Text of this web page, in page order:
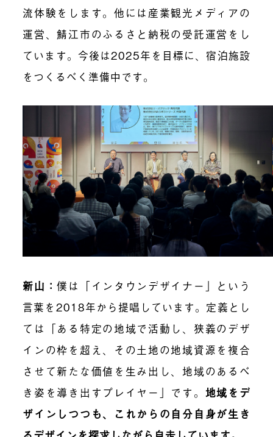
流体験をします。他には産業観光メディアの
運営、鯖江市のふるさと納税の受託運営をし
ています。今後は2025年を目標に、宿泊施設
をつくるべく準備中です。
新山：僕は「インタウンデザイナー」という
言葉を2018年から提唱しています。定義とし
ては「ある特定の地域で活動し、狭義のデザ
インの枠を超え、その土地の地域資源を複合
させて新たな価値を生み出し、地域のあるべ
き姿を導き出すプレイヤー」です。 地域をデ
ザインしつつも、これからの自分自身が生き